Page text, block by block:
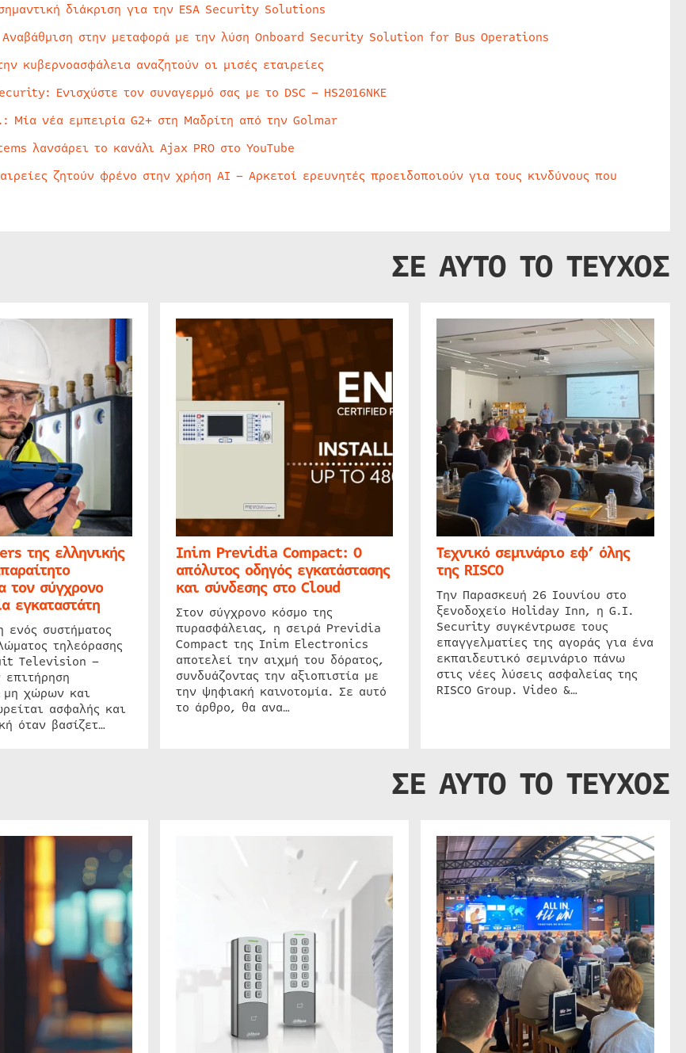
διάκριση για την ESA Security Solutions
στην μεταφορά με την λύση Onboard Security Solution for Bus Operations
κυβερνοασφάλεια αναζητούν οι μισές εταιρείες
Ενισχύστε τον συναγερμό σας με το DSC – HS2016NKE
Μία νέα εμπειρία G2+ στη Μαδρίτη από την Golmar
λανσάρει το κανάλι Ajax PRO στο YouTube
ζητούν φρένο στην χρήση AI – Αρκετοί ερευνητές προειδοποιούν για τους κινδύνους που
ΣΕ ΑΥΤΟ ΤΟ ΤΕΥΧΟΣ
της ελληνικής
τον σύγχρονο
εγκαταστάτη
ενός συστήματος
τηλεόρασης
Television –
επιτήρηση
μη χώρων και
ασφαλής και
όταν βασίζετ…
Inim Previdia Compact: Ο
απόλυτος οδηγός εγκατάστασης
και σύνδεσης στο Cloud
Στον σύγχρονο κόσμο της
πυρασφάλειας, η σειρά Previdia
Compact της Inim Electronics
αποτελεί την αιχμή του δόρατος,
συνδυάζοντας την αξιοπιστία με
την ψηφιακή καινοτομία. Σε αυτό
το άρθρο, θα ανα…
Τεχνικό σεμινάριο εφ’ όλης
της RISCO
Την Παρασκευή 26 Ιουνίου στο
ξενοδοχείο Holiday Inn, η G.I.
Security συγκέντρωσε τους
επαγγελματίες της αγοράς για ένα
εκπαιδευτικό σεμινάριο πάνω
στις νέες λύσεις ασφαλείας της
RISCO Group. Video &…
ΣΕ ΑΥΤΟ ΤΟ ΤΕΥΧΟΣ